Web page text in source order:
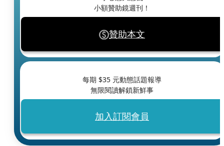
小額贊助鏡週刊！
贊助本文
每期 $35 元動態話題報導
無限閱讀解鎖新鮮事
加入訂閱會員